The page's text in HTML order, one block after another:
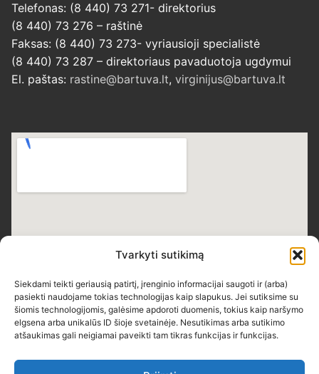
Tvarkyti sutikimą
Siekdami teikti geriausią patirtį, įrenginio informacijai saugoti ir (arba)
pasiekti naudojame tokias technologijas kaip slapukus. Jei sutiksime su
šiomis technologijomis, galėsime apdoroti duomenis, tokius kaip naršymo
elgsena arba unikalūs ID šioje svetainėje. Nesutikimas arba sutikimo
atšaukimas gali neigiamai paveikti tam tikras funkcijas ir funkcijas.
Telefonas: (8 440) 73 271- direktorius
(8 440) 73 276 – raštinė
Faksas: (8 440) 73 273- vyriausioji specialistė
(8 440) 73 287 – direktoriaus pavaduotoja ugdymui
El. paštas: rastine@bartuva.lt, virginijus@bartuva.lt